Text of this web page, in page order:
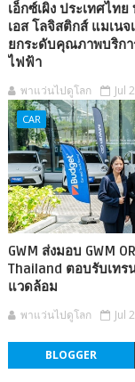
เอ็กซ์เผิง ประเทศไท
เอส โลจิสติกส์ แมเน
ยกระดับคุณภาพบริกา
ไฟฟ้า
พาแว่นไปดูโลก Jul
CAR
GWM ส่งมอบ GWM
Thailand ตอบรับเทร
แวดล้อม
พาแว่นไปดูโลก Jul
BLOGGER